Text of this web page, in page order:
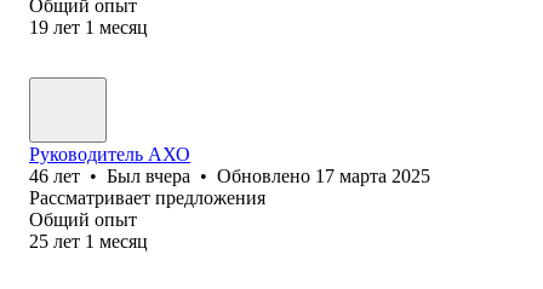
Общий опыт
19 лет 1 месяц
Руководитель АХО
46 лет • Был вчера • Обновлено 17 марта 2025
Рассматривает предложения
Общий опыт
25 лет 1 месяц